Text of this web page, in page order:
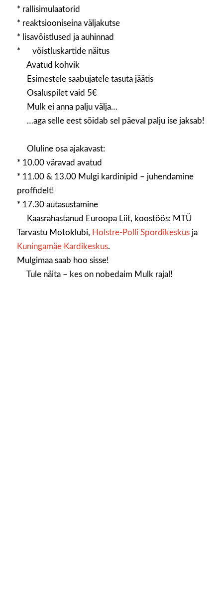
* rallisimulaatorid
* reaktsiooniseina väljakutse
* lisavõistlused ja auhinnad
*
võistluskartide näitus
Avatud kohvik
Esimestele saabujatele tasuta jäätis
Osaluspilet vaid 5€
Mulk ei anna palju välja…
…aga selle eest sõidab sel päeval palju ise jaksab!
Oluline osa ajakavast:
* 10.00 väravad avatud
* 11.00 & 13.00 Mulgi kardinipid – juhendamine
proffidelt!
* 17.30 autasustamine
Kaasrahastanud Euroopa Liit, koostöös: MTÜ
Tarvastu Motoklubi, Holstre-Polli Spordikeskusja
Kuningamäe Kardikeskus.
Mulgimaa saab hoo sisse!
Tule näita – kes on nobedaim Mulk rajal!